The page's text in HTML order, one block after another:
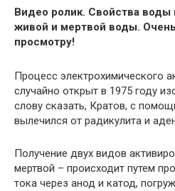
Видео ролик. Свойства воды
живой и мертвой воды.
просмотру!
Процесс электрохимического
случайно открыт в 1975 году
слову сказать, Кратов, с
вылечился от радикулита и
Получение двух видов
мертвой – происходит путем
тока через анод и катод,